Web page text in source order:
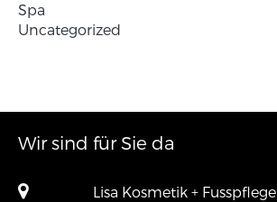
Spa
Uncategorized
Wir sind für Sie da
Lisa Kosmetik + Fusspflege